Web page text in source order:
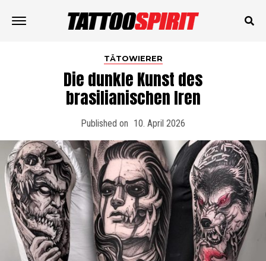
TÄTOWIERER
Die dunkle Kunst des
brasilianischen Iren
Published on 10. April 2026